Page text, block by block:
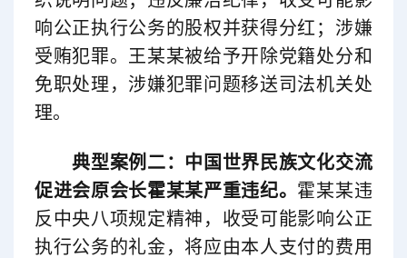
响公正执行公务的股权并获得分红；涉嫌
受贿犯罪。王某某被给予开除党籍处分和
免职处理，涉嫌犯罪问题移送司法机关处
理。
典型案例二：中国世界民族文化交流
促进会原会长霍某某严重违纪。 霍某某违
反中央八项规定精神，收受可能影响公正
执行公务的礼金，将应由本人支付的费用